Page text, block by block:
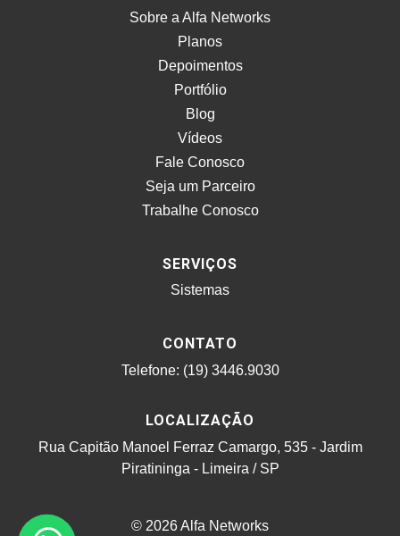
Sobre a Alfa Networks
Planos
Depoimentos
Portfólio
Blog
Vídeos
Fale Conosco
Seja um Parceiro
Trabalhe Conosco
SERVIÇOS
Sistemas
CONTATO
Telefone: (19) 3446.9030
LOCALIZAÇÃO
Rua Capitão Manoel Ferraz Camargo, 535 - Jardim
Piratininga - Limeira / SP
© 2026 Alfa Networks